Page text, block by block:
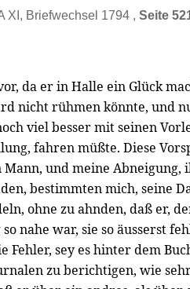
XI, Briefwechsel 1794 , Seite
da er in Halle ein Glück
nicht rühmen könnte, und
viel besser mit seinen
fahren müßte. Diese
und meine Abneigung,
bestimmten mich, seine
ohne zu ahnden, daß er,
nahe war, sie so äusserst
Fehler, sey es hinter dem
zu berichtigen, wie